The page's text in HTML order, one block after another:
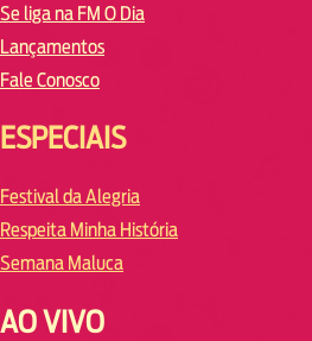
Se liga na FM O Dia
Lançamentos
Fale Conosco
ESPECIAIS
Festival da Alegria
Respeita Minha História
Semana Maluca
AO VIVO